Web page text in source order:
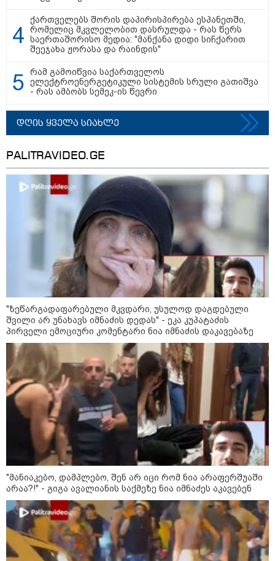
მძიმე პირობებს, იზოლაციას,
გავუძელი წამებას, მოწამვლას,
ორმხრივ ლანძღვას და
შეურაცხყოფას..." - რას წერია
მიმართვაში, რომელიც პარტიის
ყრილობაზე დამსწრე
საზოგადოებას გააცნეს?
17:07 / 05-08-2026
"ნაციონალური მოძრაობის“
მმართველობითი საბჭოს
16:24 / 05-08-2026
1-ელ, მე-7 და მე-10 კლასელებს
სკოლებში ახალი
სახელმძღვანელოები, ახალი
პროგრამები დახვდებათ -
საგაკვეთილო პროცესში
ტელეფონების გამოყენება
იზღუდება
16:11 / 05-08-2026
"სკოლის ფორმების
რეალიზაცია 1-ელი
სექტემბრიდან დაიწყება და
იქნება როგორც საცალო, ასევე
ონლაინ გაყიდვის რეჟიმი" -
გივი მიქანაძე
კატეგორიის ყველა სიახლე
2027 წელს დასასრულებელი
ბინების 68% გაყიდულია - კვლევა
„ერთი მხრივ დენი ძვირდება, მისი
მეოცედი მაინინგში მიდის" - სად
მიდის ჩვენი დენი?
ქართველებს შორის დაპირისპირება ესპანეთში,
რომელიც მკვლელობით დასრულდა - რას წერს
საერთაშორისო მედია: "მანქანა დიდი სიჩქარით
შეეჯახა ჟორასა და რაინდის"
რამ გამოიწვია საქართველოს
ელექტროენერგეტიკული სისტემის სრული გათიშვა
- რას ამბობს სემეკ-ის წევრი
დღის ყველა სიახლე
PALITRAVIDEO.GE
"ზეწარგადაფარებული მკვდარი, უსულოდ დაგდებული
შვილი არ უნახავს იმნაძის დედას" - ეკა კუპატაძის
პირველი ემოციური კომენტარი ნია იმნაძის დაკავებაზე
"მანიაკებო, დამპლებო, შენ არ იცი რომ ნია არაფერშუაში
არაა?!" - გიგა ავალიანის საქმეზე ნია იმნაძეს აკავებენ